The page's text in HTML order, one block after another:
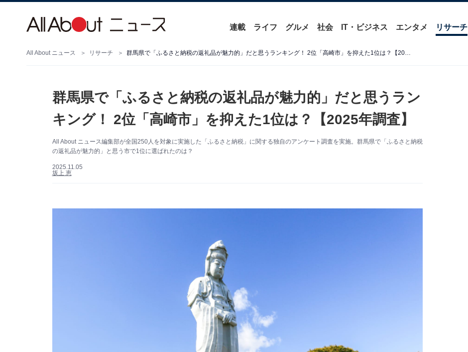
連載 ライフ グルメ 社会 IT・ビジネス エンタメ リサーチ
All About ニュース リサーチ 群馬県で「ふるさと納税の返礼品が魅力的」だと思うランキング！ 2位「高崎市」を抑えた1位は？【2025年調査】
群馬県で「ふるさと納税の返礼品が魅力的」だと思うラン
キング！ 2位「高崎市」を抑えた1位は？【2025年調査】
All About ニュース編集部が全国250人を対象に実施した「ふるさと納税」に関する独自のアンケート調査を実施。群馬県で「ふるさと納税
の返礼品が魅力的」と思う市で1位に選ばれたのは？
2025.11.05
坂上 恵